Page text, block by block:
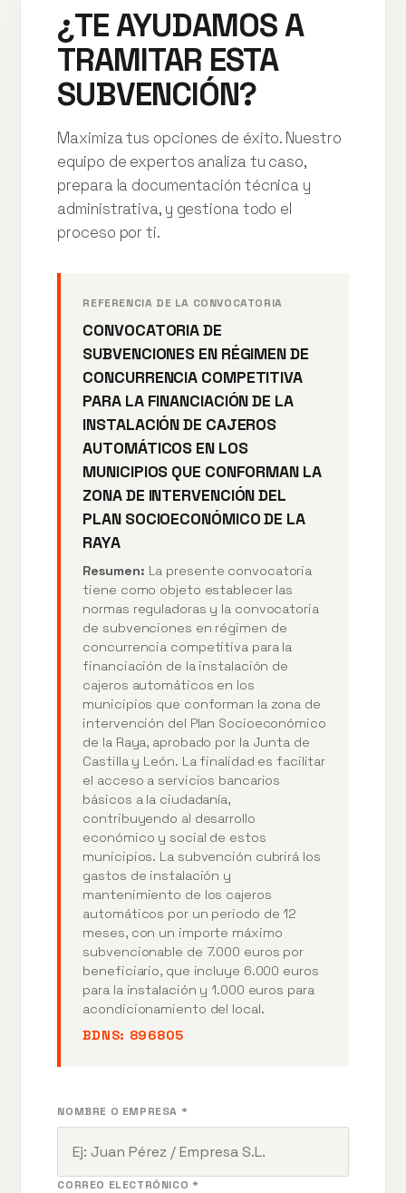
¿TE AYUDAMOS A
TRAMITAR ESTA
SUBVENCIÓN?
Maximiza tus opciones de éxito. Nuestro
equipo de expertos analiza tu caso,
prepara la documentación técnica y
administrativa, y gestiona todo el
proceso por ti.
REFERENCIA DE LA CONVOCATORIA
CONVOCATORIA DE
SUBVENCIONES EN RÉGIMEN DE
CONCURRENCIA COMPETITIVA
PARA LA FINANCIACIÓN DE LA
INSTALACIÓN DE CAJEROS
AUTOMÁTICOS EN LOS
MUNICIPIOS QUE CONFORMAN LA
ZONA DE INTERVENCIÓN DEL
PLAN SOCIOECONÓMICO DE LA
RAYA
Resumen: La presente convocatoria
tiene como objeto establecer las
normas reguladoras y la convocatoria
de subvenciones en régimen de
concurrencia competitiva para la
financiación de la instalación de
cajeros automáticos en los
municipios que conforman la zona de
intervención del Plan Socioeconómico
de la Raya, aprobado por la Junta de
Castilla y León. La finalidad es facilitar
el acceso a servicios bancarios
básicos a la ciudadanía,
contribuyendo al desarrollo
económico y social de estos
municipios. La subvención cubrirá los
gastos de instalación y
mantenimiento de los cajeros
automáticos por un periodo de 12
meses, con un importe máximo
subvencionable de 7.000 euros por
beneficiario, que incluye 6.000 euros
para la instalación y 1.000 euros para
acondicionamiento del local.
BDNS: 896805
NOMBRE O EMPRESA *
CORREO ELECTRÓNICO *